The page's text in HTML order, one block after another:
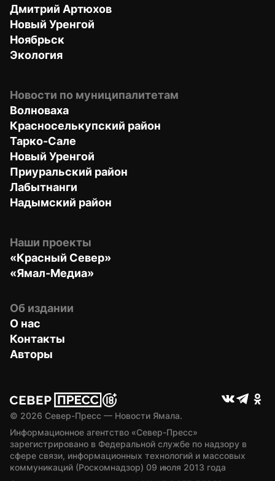
Дмитрий Артюхов
Новый Уренгой
Ноябрьск
Экология
Новости по муниципалитетам
Волноваха
Красноселькупский район
Тарко-Сале
Новый Уренгой
Приуральский район
Лабытнанги
Надымский район
Наши проекты
«Красный Север»
«Ямал-Медиа»
Об издании
О нас
Контакты
Авторы
© 2026 Север-Пресс — Новости Ямала.
Информационное агентство «Север-Пресс»
зарегистрировано в Федеральной службе по надзору в
сфере связи, информационных технологий и массовых
коммуникаций (Роскомнадзор) 09 июля 2013 года